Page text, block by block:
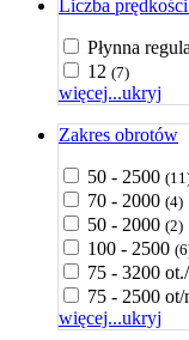
Liczba
Płynna
12 (7)
więcej...ukryj
Zakres obrotów
50 - 2500
70 - 2000 (4)
50 - 2000 (2)
100 - 2500
75 - 3200
75 - 2500 ot/
więcej...ukryj